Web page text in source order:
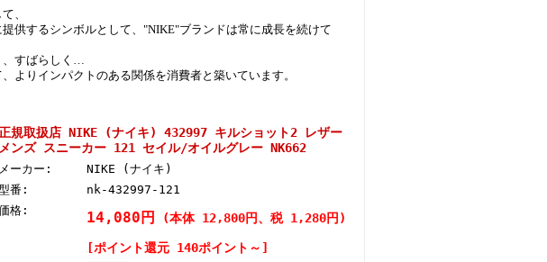
、
供するシンボルとして、"NIKE"ブランドは常に成長を続けて
、すばらしく…
よりインパクトのある関係を消費者と築いています。
規取扱店 NIKE (ナイキ) 432997 キルショット2 レザー
メンズ スニーカー 121 セイル/オイルグレー NK662
メーカー:
NIKE (ナイキ)
番:
nk-432997-121
格:
14,080円 (本体 12,800円、税 1,280円)
[ポイント還元 140ポイント～]